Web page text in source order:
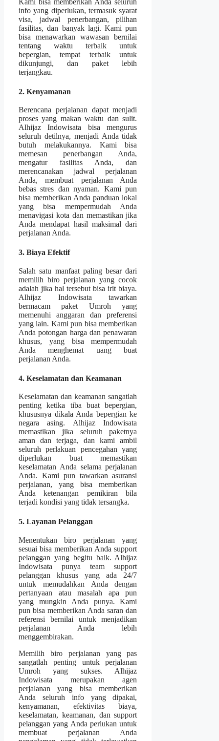
Kami bisa memberikan Anda seluruh
info yang diperlukan, termasuk syarat
visa, jadwal penerbangan, pilihan
fasilitas, dan banyak lagi. Kami pun
bisa menawarkan wawasan bernilai
tentang waktu terbaik untuk
bepergian, tempat terbaik untuk
dikunjungi, dan paket lebih
terjangkau.
2. Kenyamanan
Berencana perjalanan dapat menjadi
proses yang makan waktu dan sulit.
Alhijaz Indowisata bisa mengurus
seluruh detilnya, menjadi Anda tidak
butuh melakukannya. Kami bisa
memesan penerbangan Anda,
mengatur fasilitas Anda, dan
merencanakan jadwal perjalanan
Anda, membuat perjalanan Anda
bebas stres dan nyaman. Kami pun
bisa memberikan Anda panduan lokal
yang bisa mempermudah Anda
menavigasi kota dan memastikan jika
Anda mendapat hasil maksimal dari
perjalanan Anda.
3. Biaya Efektif
Salah satu manfaat paling besar dari
memilih biro perjalanan yang cocok
adalah jika hal tersebut bisa irit biaya.
Alhijaz Indowisata tawarkan
bermacam paket Umroh yang
memenuhi anggaran dan preferensi
yang lain. Kami pun bisa memberikan
Anda potongan harga dan penawaran
khusus, yang bisa mempermudah
Anda menghemat uang buat
perjalanan Anda.
4. Keselamatan dan Keamanan
Keselamatan dan keamanan sangatlah
penting ketika tiba buat bepergian,
khususnya dikala Anda bepergian ke
negara asing. Alhijaz Indowisata
memastikan jika seluruh paketnya
aman dan terjaga, dan kami ambil
seluruh perlakuan pencegahan yang
diperlukan buat memastikan
keselamatan Anda selama perjalanan
Anda. Kami pun tawarkan asuransi
perjalanan, yang bisa memberikan
Anda ketenangan pemikiran bila
terjadi kondisi yang tidak tersangka.
5. Layanan Pelanggan
Menentukan biro perjalanan yang
sesuai bisa memberikan Anda support
pelanggan yang begitu baik. Alhijaz
Indowisata punya team support
pelanggan khusus yang ada 24/7
untuk memudahkan Anda dengan
pertanyaan atau masalah apa pun
yang mungkin Anda punya. Kami
pun bisa memberikan Anda saran dan
referensi bernilai untuk menjadikan
perjalanan Anda lebih
menggembirakan.
Memilih biro perjalanan yang pas
sangatlah penting untuk perjalanan
Umroh yang sukses. Alhijaz
Indowisata merupakan agen
perjalanan yang bisa memberikan
Anda seluruh info yang dipakai,
kenyamanan, efektivitas biaya,
keselamatan, keamanan, dan support
pelanggan yang Anda perlukan untuk
membuat perjalanan Anda